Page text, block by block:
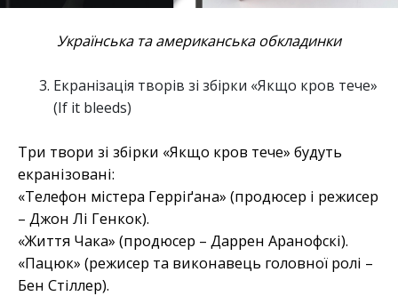
Українська та американська обкладинки
Екранізація творів зі збірки «Якщо кров тече»
(If it bleeds)
Три твори зі збірки «Якщо кров тече» будуть
екранізовані:
«Телефон містера Герріґана» (продюсер і режисер
– Джон Лі Генкок).
«Життя Чака» (продюсер – Даррен Аранофскі).
«Пацюк» (режисер та виконавець головної ролі –
Бен Стіллер).